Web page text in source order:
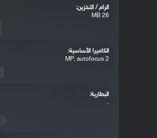
الرام / التخزين:
26 MB
الكاميرا الأساسية:
2 MP, autofocus
البطارية:
،